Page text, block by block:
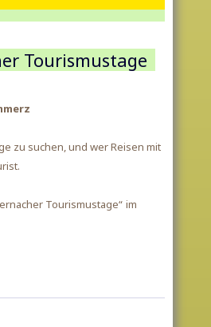
Tourismustage
zu suchen, und wer Reisen mit
Tourismustage“ im